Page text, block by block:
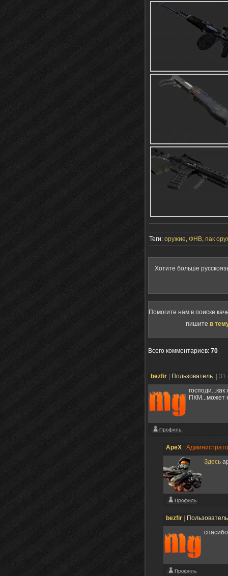
Теги: оружие, ФНВ, пак
Хотите больше
Помогите нам в поиске
пишите в
Всего комментариев: 70
bezfir Пользователь
|
ПКМ...может
ApeX
Здесь
bezfir